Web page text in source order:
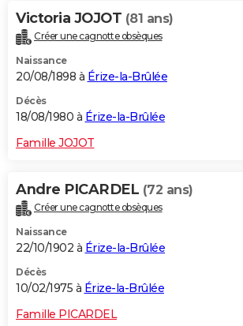
Victoria JOJOT (81 ans)
Créer une cagnotte obsèques
Naissance
20/08/1898 à Érize-la-Brûlée
Décès
18/08/1980 à Érize-la-Brûlée
Famille JOJOT
Andre PICARDEL (72 ans)
Créer une cagnotte obsèques
Naissance
22/10/1902 à Érize-la-Brûlée
Décès
10/02/1975 à Érize-la-Brûlée
Famille PICARDEL